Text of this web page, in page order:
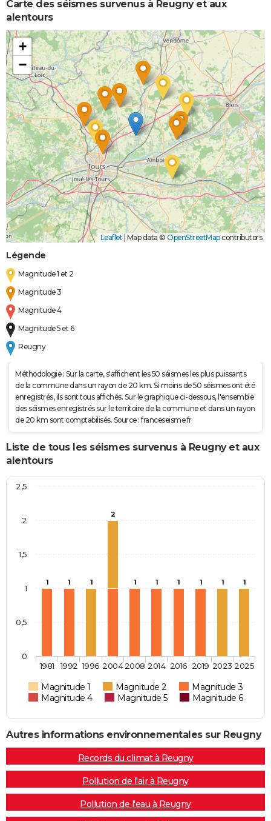
Carte des séismes survenus à Reugny et aux
alentours
+
−
Leaflet Map data © OpenStreetMapcontributors
Légende
Magnitude 1 et 2
Magnitude 3
Magnitude 4
Magnitude 5 et 6
Reugny
Méthodologie : Sur la carte, s'affichent les 50 séismes les plus puissants
de la commune dans un rayon de 20 km. Si moins de 50 séismes ont été
enregistrés, ils sont tous affichés. Sur le graphique ci-dessous, l'ensemble
des séismes enregistrés sur le territoire de la commune et dans un rayon
de 20 km sont comptabilisés. Source : franceseisme.fr
Liste de tous les séismes survenus à Reugny et aux
alentours
1 1 1
2
1 1 1 1 1 1
Magnitude 1 Magnitude 2
Magnitude 3
Magnitude 4
Magnitude 5 Magnitude 6
1981 1992 1996 20042008 2014 2016 2019 2023 2025
0
0,5
1
1,5
2
2,5
Autres informations environnementales sur Reugny
Records du climat à Reugny
Pollution de l'air à Reugny
Pollution de l'eau à Reugny